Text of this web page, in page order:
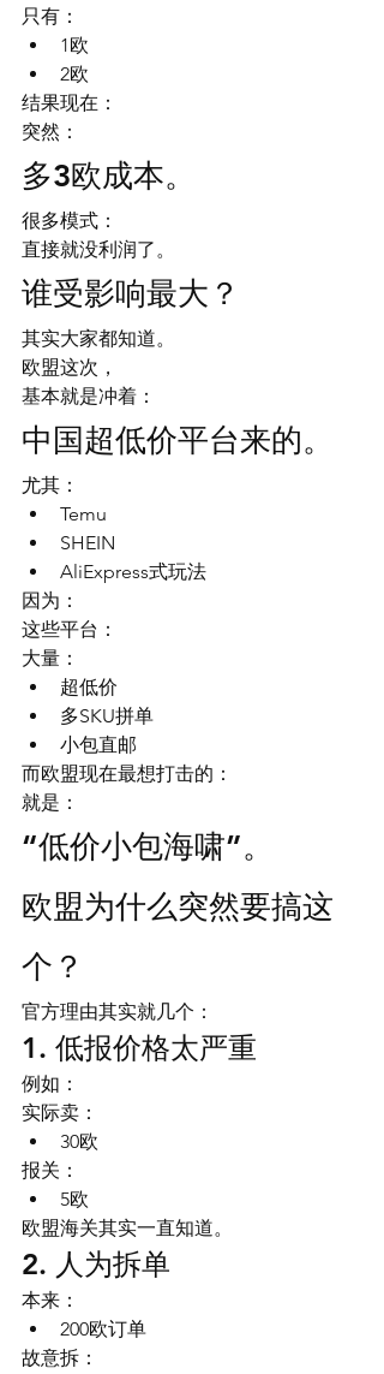
只有：
1欧
2欧
结果现在：
突然：
多3欧成本。
很多模式：
直接就没利润了。
谁受影响最大？
其实大家都知道。
欧盟这次，
基本就是冲着：
中国超低价平台来的。
尤其：
Temu
SHEIN
AliExpress式玩法
因为：
这些平台：
大量：
超低价
多SKU拼单
小包直邮
而欧盟现在最想打击的：
就是：
“低价小包海啸”。
欧盟为什么突然要搞这
个？
官方理由其实就几个：
1. 低报价格太严重
例如：
实际卖：
30欧
报关：
5欧
欧盟海关其实一直知道。
2. 人为拆单
本来：
200欧订单
故意拆：